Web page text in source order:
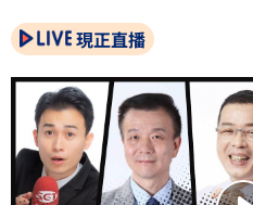
現正直播